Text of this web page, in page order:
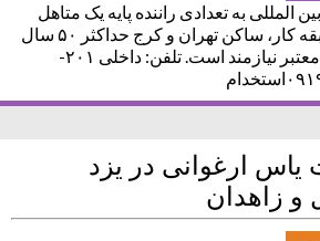
به تعدادی راننده پایه یک متاهل
دارای حداقل ۵ سال سابقه کار، ساکن تهران و کرج حداکثر ۵۰ سال
با مدارک کامل و ضامن معتبر نیازمند است. تلفن: داخلی ۲۰۱-
ارغوانی در یزد
و زاهدان